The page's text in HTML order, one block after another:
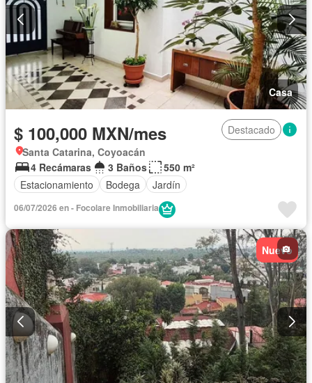
Casa
$ 100,000 MXN/mes
Destacado
Santa Catarina, Coyoacán
4 Recámaras
3 Baños
550 m²
Estacionamiento
Bodega Jardín
06/07/2026 en - Focolare Inmobiliaria
Nuevo